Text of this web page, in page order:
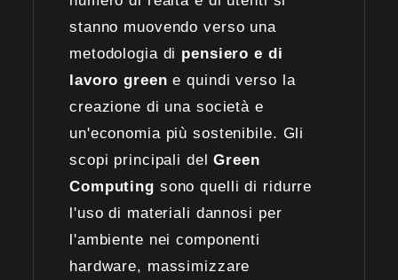
stanno muovendo verso una
metodologia di pensiero e di
lavoro green e quindi verso la
creazione di una società e
un'economia più sostenibile. Gli
scopi principali delGreen
Computing sono quelli di ridurre
l'uso di materiali dannosi per
l'ambiente nei componenti
hardware, massimizzare